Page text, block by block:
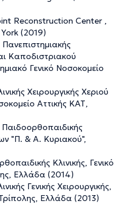
Reconstruction Center ,
(2019)
Καποδιστριακού
Γενικό Νοσοκομείο
Χειρουργικής Χεριού
Αττικής ΚΑΤ,
Παιδοορθοπαιδικής
"Π. & Α. Κυριακού",
Κλινικής, Γενικό
Ελλάδα (2014)
Γενικής Χειρουργικής,
Ελλάδα (2013)